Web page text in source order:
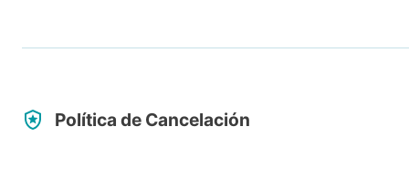
Política de Cancelación